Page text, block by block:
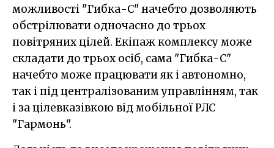
можливості "Гибка-С" начебто дозволяють
обстрілювати одночасно до трьох
повітряних цілей. Екіпаж комплексу може
складати до трьох осіб, сама "Гибка-С"
начебто може працювати як і автономно,
так і під централізованим управлінням, так
і за цілевказівкою від мобільної РЛС
"Гармонь".